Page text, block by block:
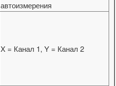
автоизмерения
X = Канал 1, Y = Канал 2